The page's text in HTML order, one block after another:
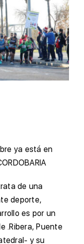
ya está en
de una
deporte,
es por un
.Ribera, Puente
y su